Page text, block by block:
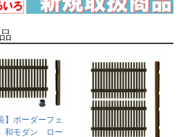
】ボーダーフェ
和モダン ロー